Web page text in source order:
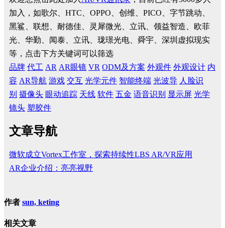
加入，如歌尔、HTC、OPPO、创维、PICO、字节跳动、
黑鲨、联想、耐德佳、灵犀微光、立讯、领益智造、欧菲
光、华勤、闻泰、立讯、珑璟光电、舜宇、深圳虚拟现实
等，点击下方关键词可以筛选
品牌 代工 AR AR眼镜 VR ODM及方案 外观件 外观设计 内
容 AR导航 游戏 交互 光学元件 智能终端 光波导 人脸识
别 摄像头 眼动追踪 天线 软件 五金 语音识别 显示屏 光学
镜头 塑胶件
文章导航
微软成立Vortex工作室，探索持续性LBS AR/VR应用
AR企业介绍：亮亮视野
作者 sun, keting
相关文章